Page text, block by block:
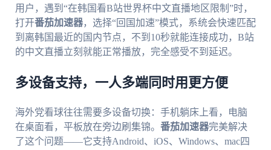
用户，遇到“在韩国看B站世界杯中文直播地区限制”时，
打开番茄加速器，选择“回国加速”模式，系统会快速匹配
到离韩国最近的国内节点，不到10秒就能连接成功，B站
的中文直播立刻就能正常播放，完全感受不到延迟。
多设备支持，一人多端同时用更方便
海外党看球往往需要多设备切换：手机躺床上看，电脑
在桌面看，平板放在旁边刷集锦。 番茄加速器完美解决
了这个问题——它支持Android、iOS、Windows、mac四